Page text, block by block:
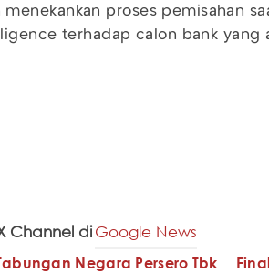
menekankan proses pemisahan
terhadap calon bank yang
Channel diGoogle News
Negara Persero Tbk